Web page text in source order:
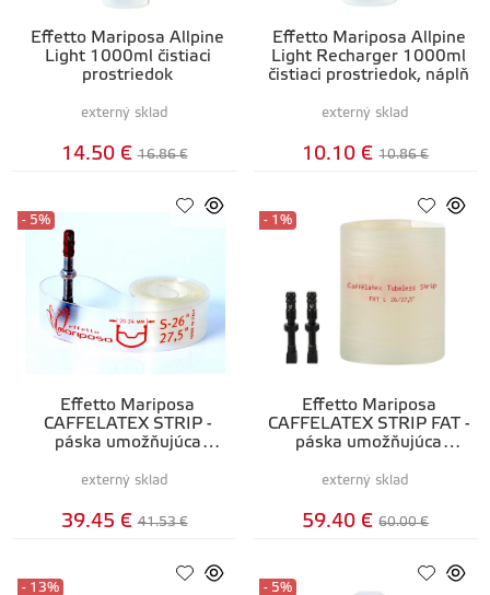
Effetto Mariposa Allpine
Light 1000ml čistiaci
prostriedok
externý sklad
14.50 € 16.86 €
Effetto Mariposa Allpine
Light Recharger 1000ml
čistiaci prostriedok, náplň
externý sklad
10.10 € 10.86 €
Effetto Mariposa
CAFFELATEX STRIP -
páska umožňujúca
ráfiku
- 5%
externý sklad
39.45 € 41.53 €
Effetto Mariposa
CAFFELATEX STRIP FAT -
páska umožňujúca
ráfiku
- 1%
externý sklad
59.40 € 60.00 €
- 13% - 5%